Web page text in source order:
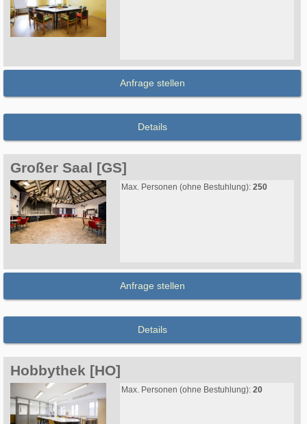
Anfrage stellen
Details
Großer Saal [GS]
Max. Personen (ohne Bestuhlung): 250
Anfrage stellen
Details
Hobbythek [HO]
Max. Personen (ohne Bestuhlung): 20